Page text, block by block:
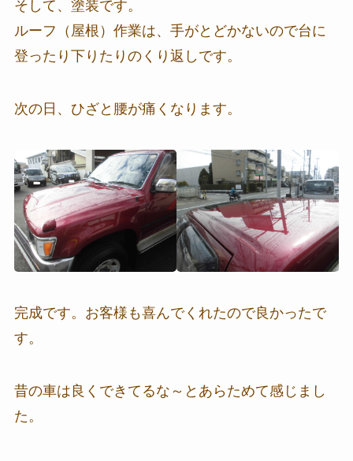
そして、塗装です。
ルーフ（屋根）作業は、手がとどかないので台に
登ったり下りたりのくり返しです。
次の日、ひざと腰が痛くなります。
完成です。お客様も喜んでくれたので良かったで
す。
昔の車は良くできてるな～とあらためて感じまし
た。